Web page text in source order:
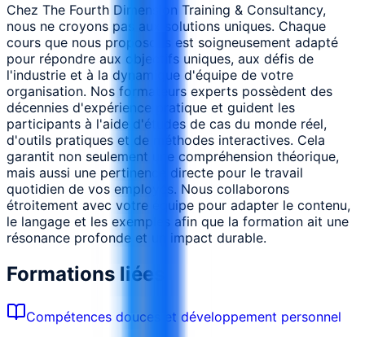
Chez The Fourth Dimension Training & Consultancy,
nous ne croyons pas aux solutions uniques. Chaque
cours que nous proposons est soigneusement adapté
pour répondre aux objectifs uniques, aux défis de
l'industrie et à la dynamique d'équipe de votre
organisation. Nos formateurs experts possèdent des
décennies d'expérience pratique et guident les
participants à l'aide d'études de cas du monde réel,
d'outils pratiques et de méthodes interactives. Cela
garantit non seulement une compréhension théorique,
mais aussi une pertinence directe pour le travail
quotidien de vos employés. Nous collaborons
étroitement avec votre équipe pour adapter le contenu,
le langage et les exemples afin que la formation ait une
résonance profonde et un impact durable.
Formations liées
Compétences douces et développement personnel